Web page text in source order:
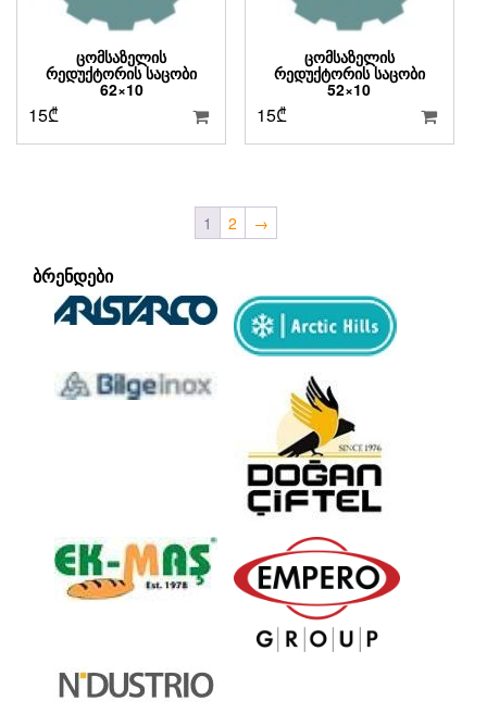
ᲪᲝᲛᲡᲐᲖᲔᲚᲘᲡ
ᲠᲔᲓᲣᲥᲢᲝᲠᲘᲡ ᲡᲐᲪᲝᲑᲘ
62×10
15₾
ᲪᲝᲛᲡᲐᲖᲔᲚᲘᲡ
ᲠᲔᲓᲣᲥᲢᲝᲠᲘᲡ ᲡᲐᲪᲝᲑᲘ
52×10
15₾
1 2 →
ᲑᲠᲔᲜᲓᲔᲑᲘ